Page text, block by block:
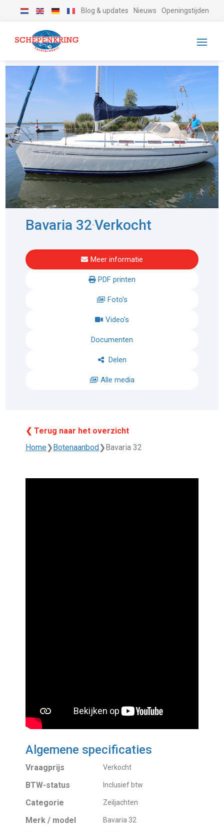
Blog & updates Nieuws Openingstijden
Bavaria 32-Verkocht
Meer informatie
PDF printen
Foto's
Video's
Documenten
Delen
Alle media
❮ Terug naar het overzicht
Home❯Botenaanbod❯Bavaria 32
Algemene specificaties
Vraagprijs Verkocht
BTW-status Inclusief btw
Categorie Zeiljachten
Merk / model Bavaria 32